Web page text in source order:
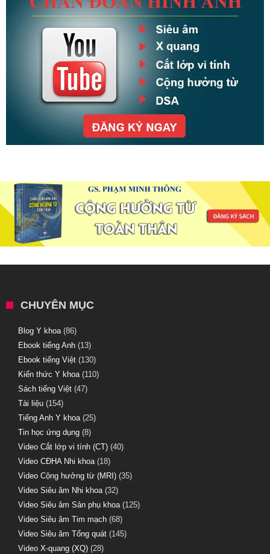
CHUYÊN MỤC
Blog Y khoa(86)
Ebook tiếng Anh (13)
Ebook tiếng Việt (130)
Kiến thức Y khoa(110)
Sách tiếng Việt (47)
Tài liệu (154)
Tiếng Anh Y khoa(25)
Tin học ứng dụng (8)
Video Cắt lớp vi tính (CT) (40)
Video CĐHA Nhi khoa(18)
Video Cộng hưởng từ (MRI) (35)
Video Siêu âm Nhi khoa(32)
Video Siêu âm Sản phụ khoa(125)
Video Siêu âm Tim mạch (68)
Video Siêu âm Tổng quát (145)
Video X-quang (XQ) (28)